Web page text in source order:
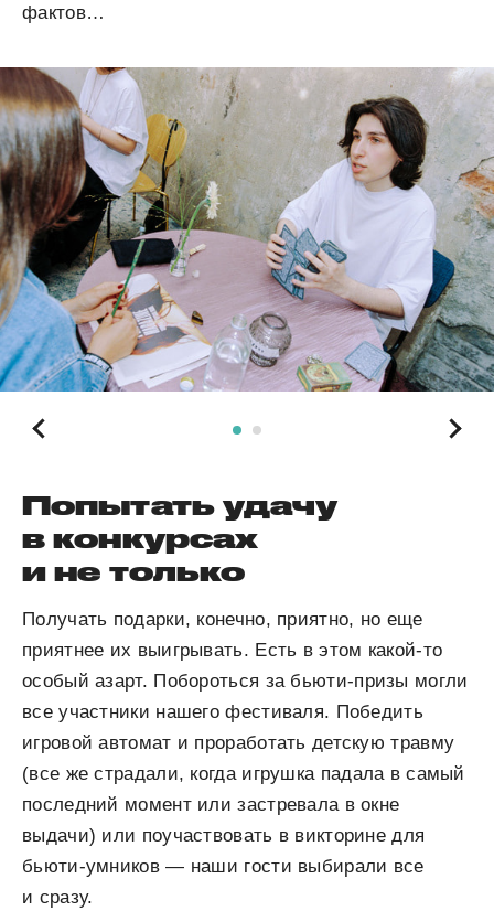
фактов…
Попытать удачу
в конкурсах
и не только
Получать подарки, конечно, приятно, но еще
приятнее их выигрывать. Есть в этом какой-то
особый азарт. Побороться за бьюти-призы могли
все участники нашего фестиваля. Победить
игровой автомат и проработать детскую травму
(все же страдали, когда игрушка падала в самый
последний момент или застревала в окне
выдачи) или поучаствовать в викторине для
бьюти-умников — наши гости выбирали все
и сразу.